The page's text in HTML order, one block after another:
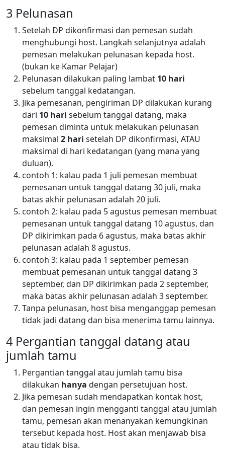
3 Pelunasan
Setelah DP dikonfirmasi dan pemesan sudah
menghubungi host. Langkah selanjutnya adalah
pemesan melakukan pelunasan kepada host.
(bukan ke Kamar Pelajar)
Pelunasan dilakukan paling lambat 10 hari
sebelum tanggal kedatangan.
Jika pemesanan, pengiriman DP dilakukan kurang
dari 10 hari sebelum tanggal datang, maka
pemesan diminta untuk melakukan pelunasan
maksimal 2 hari setelah DP dikonfirmasi, ATAU
maksimal di hari kedatangan (yang mana yang
duluan).
contoh 1: kalau pada 1 juli pemesan membuat
pemesanan untuk tanggal datang 30 juli, maka
batas akhir pelunasan adalah 20 juli.
contoh 2: kalau pada 5 agustus pemesan membuat
pemesanan untuk tanggal datang 10 agustus, dan
DP dikirimkan pada 6 agustus, maka batas akhir
pelunasan adalah 8 agustus.
contoh 3: kalau pada 1 september pemesan
membuat pemesanan untuk tanggal datang 3
september, dan DP dikirimkan pada 2 september,
maka batas akhir pelunasan adalah 3 september.
Tanpa pelunasan, host bisa menganggap pemesan
tidak jadi datang dan bisa menerima tamu lainnya.
4 Pergantian tanggal datang atau
jumlah tamu
Pergantian tanggal atau jumlah tamu bisa
dilakukan hanya dengan persetujuan host.
Jika pemesan sudah mendapatkan kontak host,
dan pemesan ingin mengganti tanggal atau jumlah
tamu, pemesan akan menanyakan kemungkinan
tersebut kepada host. Host akan menjawab bisa
atau tidak bisa.